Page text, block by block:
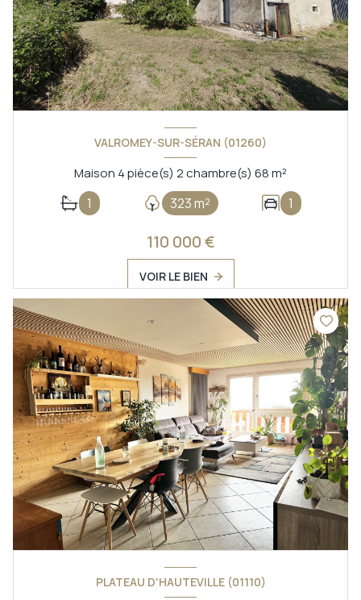
VALROMEY-SUR-SÉRAN (01260)
Maison 4 pièce(s) 2 chambre(s) 68 m²
1 323 m² 1
110 000 €
VOIR LE BIEN
PLATEAU D'HAUTEVILLE (01110)